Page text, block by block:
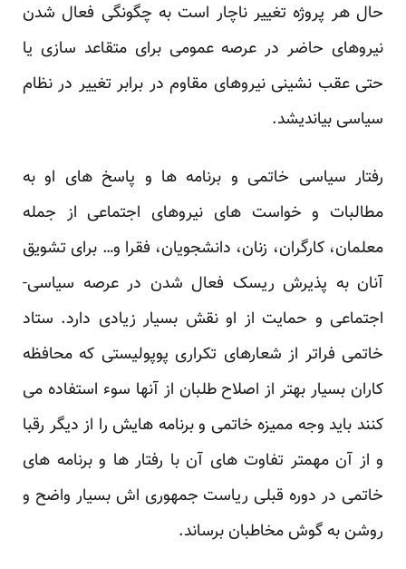
حال هر پروژه تغییر ناچار است به چگونگی فعال شدن
‏نیروهای حاضر در عرصه عمومی برای متقاعد سازی یا
حتی عقب نشینی نیروهای مقاوم در برابر تغییر در ‏نظام
سیاسی بیاندیشد.‏
رفتار سیاسی خاتمی و برنامه ها و پاسخ های او به
مطالبات و خواست های نیروهای اجتماعی از جمله
معلمان، ‏کارگران، زنان، دانشجویان، فقرا و… برای تشویق
آنان به پذیرش ریسک فعال شدن در عرصه سیاسی-
اجتماعی ‏و حمایت از او نقش بسیار زیادی دارد. ستاد
خاتمی فراتر از شعارهای تکراری پوپولیستی که محافظه
کاران ‏بسیار بهتر از اصلاح طلبان از آنها سوء استفاده می
کنند باید وجه ممیزه خاتمی و برنامه هایش را از دیگر رقبا
و ‏از آن مهمتر تفاوت های آن با رفتار ها و برنامه های
خاتمی در دوره قبلی ریاست جمهوری اش بسیار واضح و
‏روشن به گوش مخاطبان برساند.‏